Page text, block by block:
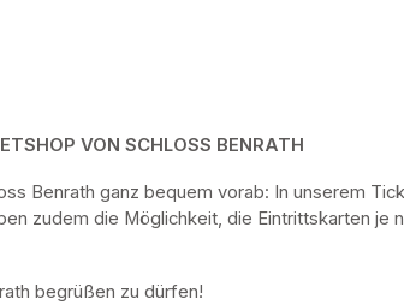
VON SCHLOSS BENRATH
Benrath ganz bequem vorab: In unserem
zudem die Möglichkeit, die Eintrittskarten
begrüßen zu dürfen!